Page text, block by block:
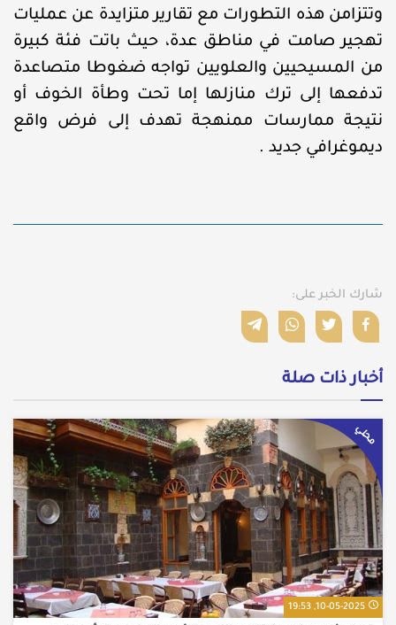
وتتزامن هذه التطورات مع تقارير متزايدة عن عمليات
تهجير صامت في مناطق عدة، حيث باتت فئة كبيرة
من المسيحيين والعلويين تواجه ضغوطا متصاعدة
تدفعها إلى ترك منازلها إما تحت وطأة الخوف أو
نتيجة ممارسات ممنهجة تهدف إلى فرض واقع
ديموغرافي جديد .
شارك الخبر على:
أخبار ذات صلة
محلي
10-05-2025, 19:53